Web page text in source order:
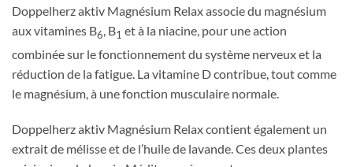
Doppelherz aktiv Magnésium Relax associe du magnésium
aux vitamines B6, B1 et à la niacine, pour une action
combinée sur le fonctionnement du système nerveux et la
réduction de la fatigue. La vitamine D contribue, tout comme
le magnésium, à une fonction musculaire normale.
Doppelherz aktiv Magnésium Relax contient également un
extrait de mélisse et de l’huile de lavande. Ces deux plantes